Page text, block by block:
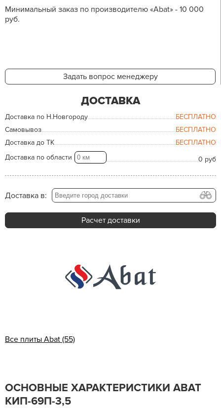
Минимальный заказ по производителю «Abat» - 10 000
руб.
Задать вопрос менеджеру
ДОСТАВКА
Доставка по Н.Новгороду
БЕСПЛАТНО
Самовывоз
БЕСПЛАТНО
Доставка до ТК
БЕСПЛАТНО
Доставка по области
0 руб
Доставка в:
Расчет доставки
Все плиты Abat (55)
ОСНОВНЫЕ ХАРАКТЕРИСТИКИ ABAT
КИП-69П-3,5